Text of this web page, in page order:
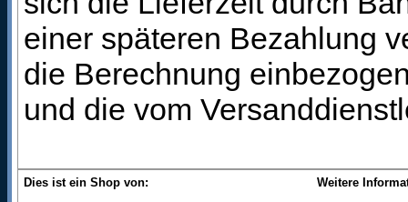
einer späteren Bezahlung
die Berechnung
und die vom
Dies ist ein Shop von:
Weitere